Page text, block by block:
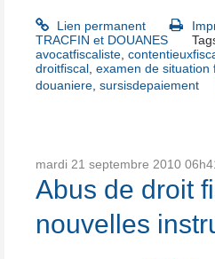
Lien permanent
TRACFIN et DOUANES
avocatfiscaliste
droitfiscal examen de situation
douaniere sursisdepaiement
mardi 21 septembre 2010
Abus de droit
nouvelles